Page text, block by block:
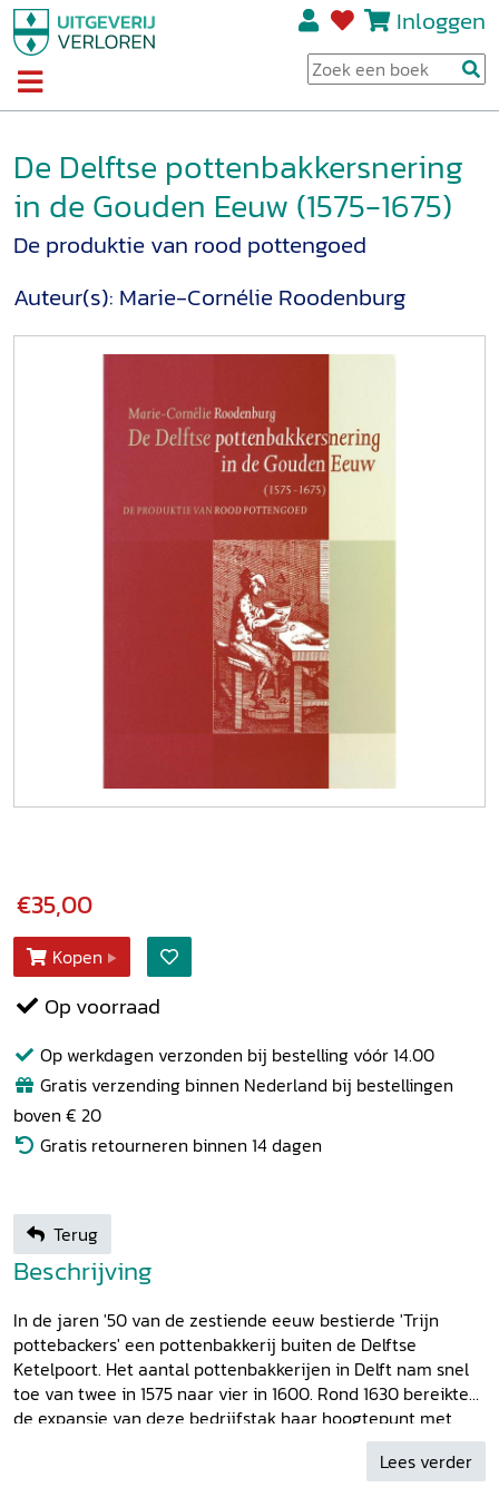
Inloggen
De Delftse pottenbakkersnering
in de Gouden Eeuw (1575-1675)
De produktie van rood pottengoed
Auteur(s): Marie-Cornélie Roodenburg
€35,00
Kopen
Op voorraad
Op werkdagen verzonden bij bestelling vóór 14.00
Gratis verzending binnen Nederland bij bestellingen
boven € 20
Gratis retourneren binnen 14 dagen
Terug
Beschrijving
In de jaren '50 van de zestiende eeuw bestierde 'Trijn
pottebackers' een pottenbakkerij buiten de Delftse
Ketelpoort. Het aantal pottenbakkerijen in Delft nam snel
toe van twee in 1575 naar vier in 1600. Rond 1630 bereikte
de expansie van deze bedrijfstak haar hoogtepunt met
zeven pottenbakkerijen. De pottenbakkers produceerden
'alrehande aerdewerck' voor de lokale markt: kookpotten op
Lees verder